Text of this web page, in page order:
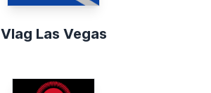
Vlag Las Vegas